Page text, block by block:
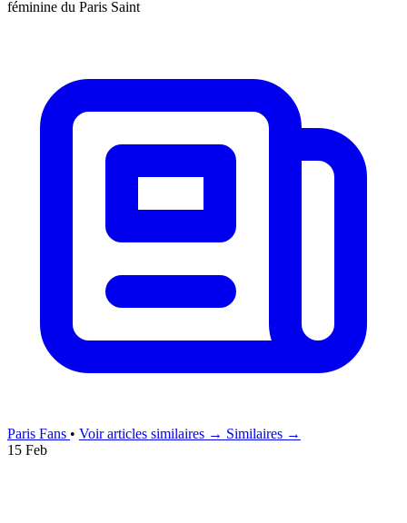
féminine du Paris Saint
Paris Fans • Voir articles similaires → Similaires →
15 Feb